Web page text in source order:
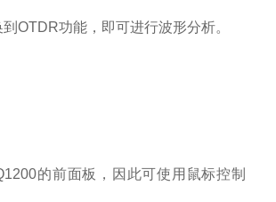
OTDR功能，即可进行波形分析。
的前面板，因此可使用鼠标控制